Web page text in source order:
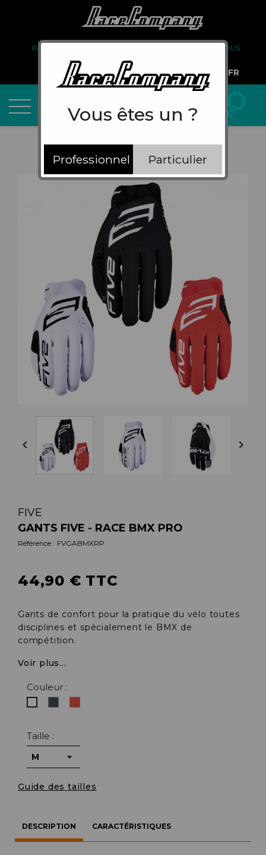
PARTENARIAT
À PROPOS DE NOUS
COMPTE PRO
FR
 
FIVE
GANTS FIVE - RACE BMX PRO
Référence : FVGABMXRP
44,90 € TTC
Gants de confort pour la pratique du vélo toutes
disciplines et spécialement le BMX de
compétition.
Voir plus...
Couleur :
Taille :
Guide des tailles
DESCRIPTION CARACTÉRISTIQUES
Vous êtes un ?
Professionnel Particulier